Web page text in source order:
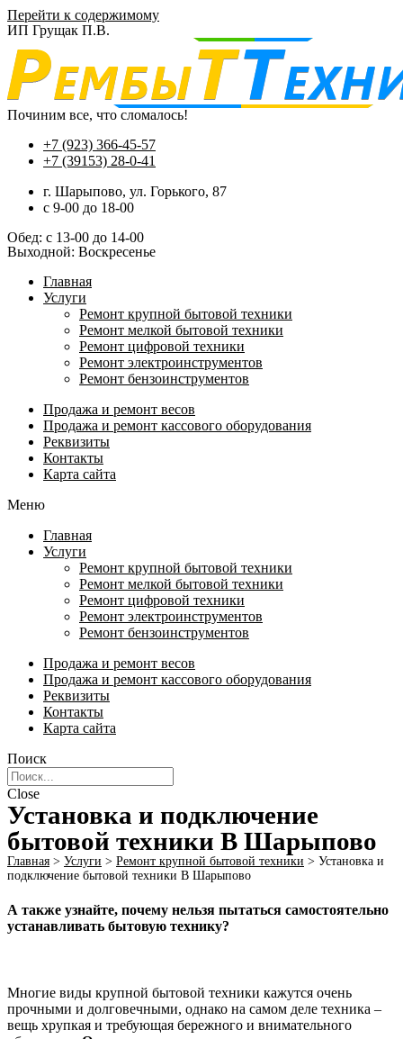
Перейти к содержимому
ИП Грущак П.В.
Починим все, что сломалось!
+7 (923) 366-45-57
+7 (39153) 28-0-41
г. Шарыпово, ул. Горького, 87
c 9-00 до 18-00
Обед: с 13-00 до 14-00
Выходной: Воскресенье
Главная
Услуги
Ремонт крупной бытовой техники
Ремонт мелкой бытовой техники
Ремонт цифровой техники
Ремонт электроинструментов​
Ремонт бензоинструментов
Продажа и ремонт весов
Продажа и ремонт кассового оборудования
Реквизиты
Контакты
Карта сайта
Меню
Главная
Услуги
Ремонт крупной бытовой техники
Ремонт мелкой бытовой техники
Ремонт цифровой техники
Ремонт электроинструментов​
Ремонт бензоинструментов
Продажа и ремонт весов
Продажа и ремонт кассового оборудования
Реквизиты
Контакты
Карта сайта
Поиск
Close
Установка и подключение
бытовой техники В Шарыпово
Главная > Услуги > Ремонт крупной бытовой техники > Установка и
подключение бытовой техники В Шарыпово
А также узнайте, почему нельзя пытаться самостоятельно
устанавливать бытовую технику?
Многие виды крупной бытовой техники кажутся очень
прочными и долговечными, однако на самом деле техника –
вещь хрупкая и требующая бережного и внимательного